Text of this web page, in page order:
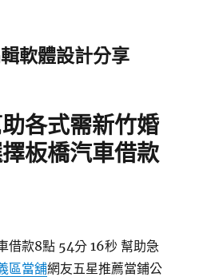
軟體設計分享
各式需新竹婚
板橋汽車借款
借款8點 54分 16秒 幫助急
區當舖網友五星推薦當鋪公